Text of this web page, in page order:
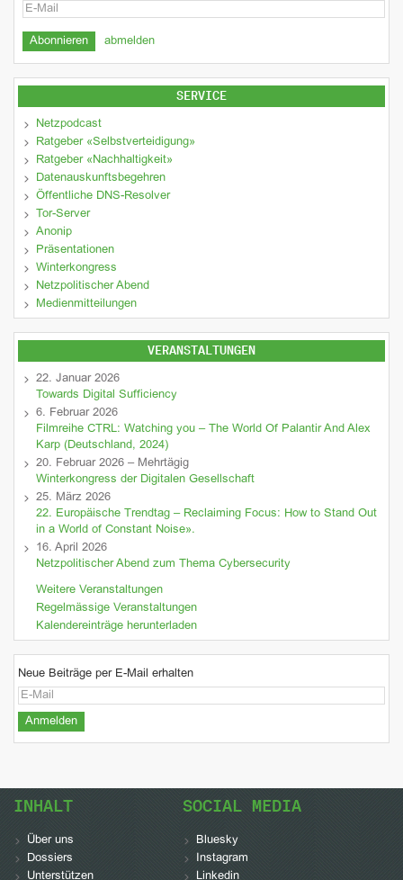
abmelden
SERVICE
Netzpodcast
Ratgeber «Selbstverteidigung»
Ratgeber «Nachhaltigkeit»
Datenauskunftsbegehren
Öffentliche DNS-Resolver
Tor-Server
Anonip
Präsentationen
Winterkongress
Netzpolitischer Abend
Medienmitteilungen
VERANSTALTUNGEN
22. Januar 2026
Towards Digital Sufficiency
6. Februar 2026
Filmreihe CTRL: Watching you – The World Of Palantir And Alex
Karp (Deutschland, 2024)
20. Februar 2026 – Mehrtägig
Winterkongress der Digitalen Gesellschaft
25. März 2026
22. Europäische Trendtag – Reclaiming Focus: How to Stand Out
in a World of Constant Noise».
16. April 2026
Netzpolitischer Abend zum Thema Cybersecurity
Weitere Veranstaltungen
Regelmässige Veranstaltungen
Kalendereinträge herunterladen
Neue Beiträge per E-Mail erhalten
INHALT
Über uns
Dossiers
Unterstützen
SOCIAL MEDIA
Bluesky
Instagram
Linkedin